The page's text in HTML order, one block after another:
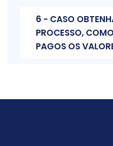
6 - CASO
PROCESSO,
PAGOS OS